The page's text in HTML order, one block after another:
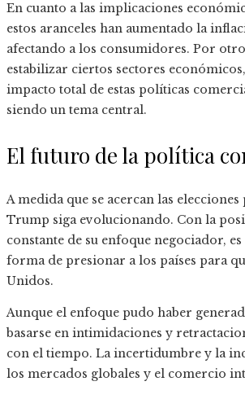
En cuanto a las implicaciones
estos aranceles han aumentado la
afectando a los consumidores. Por
estabilizar ciertos sectores
impacto total de estas políticas
siendo un tema central.
El futuro de la política
A medida que se acercan las
Trump siga evolucionando. Con la
constante de su enfoque negociador,
forma de presionar a los países para
Unidos.
Aunque el enfoque pudo haber
basarse en intimidaciones y
con el tiempo. La incertidumbre y la
los mercados globales y el comercio